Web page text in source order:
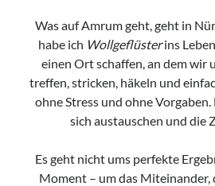
Donnerstag, 03 September 2026
Wollgeflüster – Maschen
16:30Uhr bis18:30Uhr,Studio Räume für
Mehr Infos
Was auf Amrum geht, geht in
habe ich Wollgeflüsterins
einen Ort schaffen, an dem wir
treffen, stricken, häkeln und
ohne Stress und ohne Vorgaben.
sich austauschen und die
Es geht nicht ums perfekte
Moment – um das Miteinander,